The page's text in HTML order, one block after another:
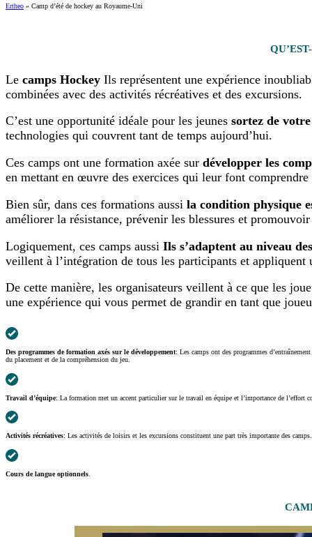
Ertheo » Camp d’été de hockey au Royaume-Uni
Le camps Hockey Ils représentent une expérience
combinées avec des activités récréatives et des excursions.
C’est une opportunité idéale pour les jeunes sortez de
technologies qui couvrent tant de temps aujourd’hui.
Ces camps ont une formation axée sur développer les
en mettant en œuvre des exercices qui leur font
Bien sûr, dans ces formations aussi la condition physique
améliorer la résistance, prévenir les blessures et
Logiquement, ces camps aussi Ils s’adaptent au niveau
veillent à l’intégration de tous les participants et
De cette manière, les organisateurs veillent à ce que les
une expérience qui vous permet de grandir en tant que
Des programmes de formation axés sur le développement: Les camps ont des programmes
du placement et de la compréhension du jeu.
Travail d’équipe: La formation met un accent particulier sur le travail en équipe et l’importance de l’effort
Activités récréatives: Les activités de loisirs et les excursions constituent une part très importante des
Cours de langue optionnels